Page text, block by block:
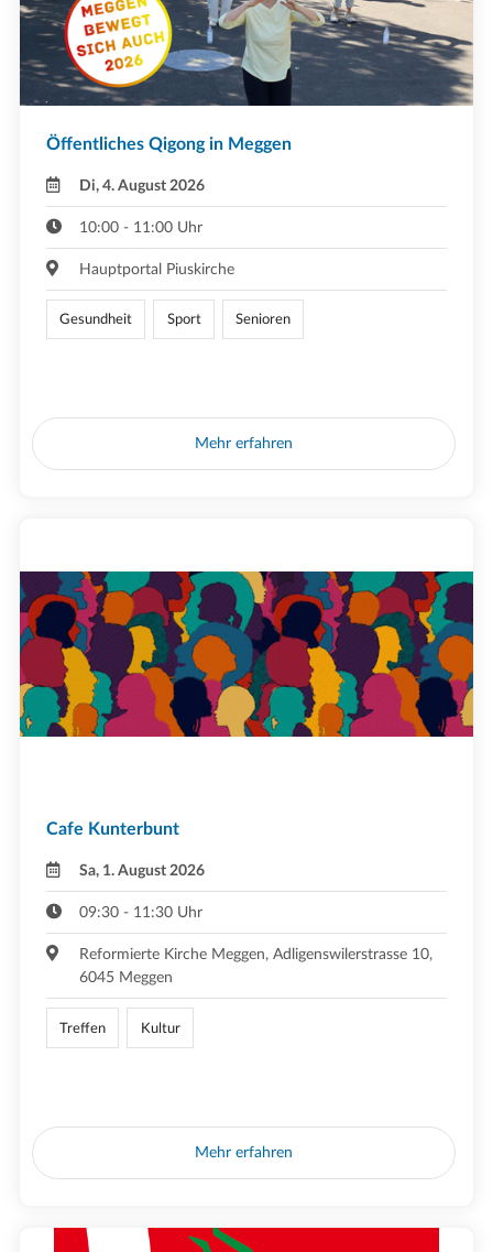
Öffentliches Qigong in Meggen
Di, 4. August 2026
10:00 - 11:00 Uhr
Hauptportal Piuskirche
Gesundheit Sport Senioren
Mehr erfahren
Cafe Kunterbunt
Sa, 1. August 2026
09:30 - 11:30 Uhr
Reformierte Kirche Meggen, Adligenswilerstrasse 10,
6045 Meggen
Treffen Kultur
Mehr erfahren